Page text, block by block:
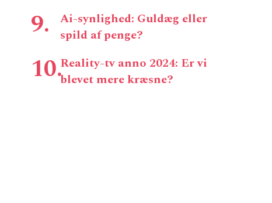
Ai-synlighed: Guldæg eller
spild af penge?
Reality-tv anno 2024: Er vi
blevet mere kræsne?